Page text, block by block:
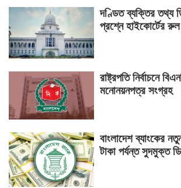
দণ্ডিত ব্যক্তির তথ্য
প্রশ্নে হাইকোর্টের রুল
রাষ্ট্রপতি নির্বাচনে
মনোনয়নপত্র সংগ্রহ
বাংলাদেশ ব্যাংকের
টাকা পর্যন্ত সুদমুক্ত